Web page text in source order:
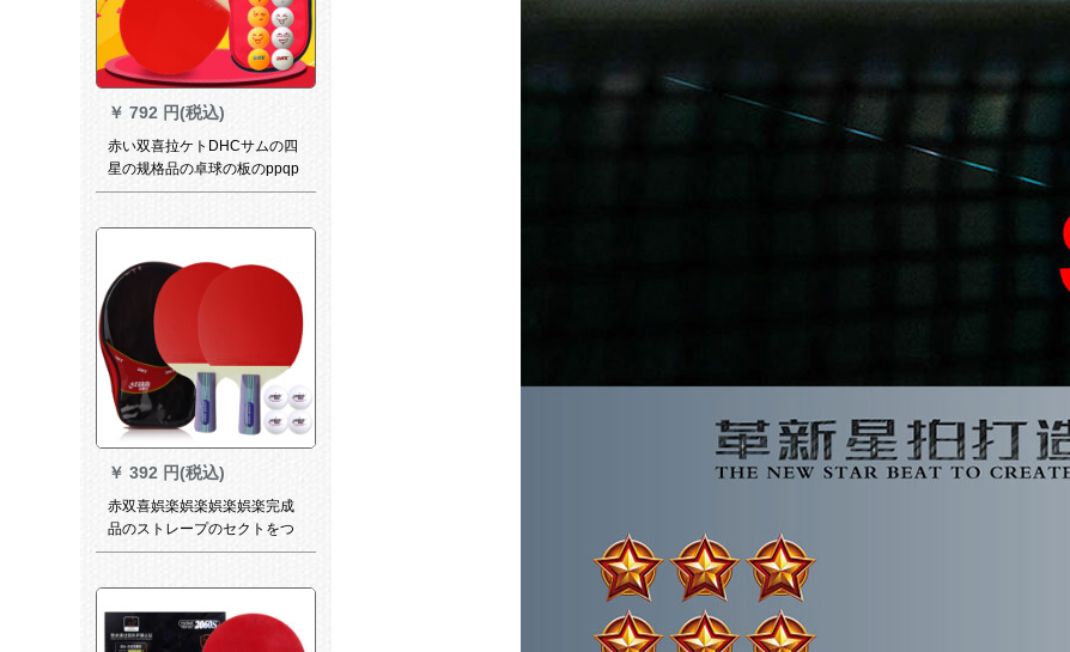
￥ 792 円(税込)
赤い双喜拉ケトDHCサムの四
星の规格品の卓球の板のppqp
は最初に试して合わせます。
￥ 392 円(税込)
赤双喜娯楽娯楽娯楽娯楽完成
品のストレープのセクトをつ
まんで、柄のゴムを直接にし